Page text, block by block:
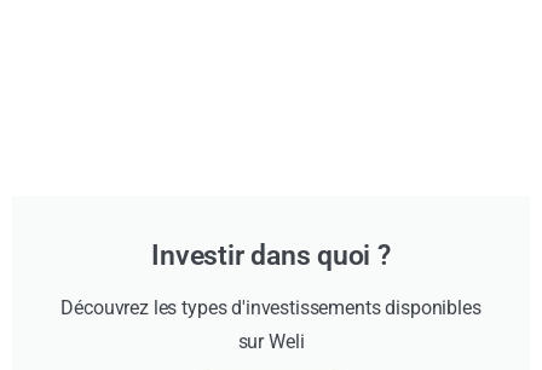
Investir dans quoi ?
Découvrez les types d'investissements disponibles
sur Weli